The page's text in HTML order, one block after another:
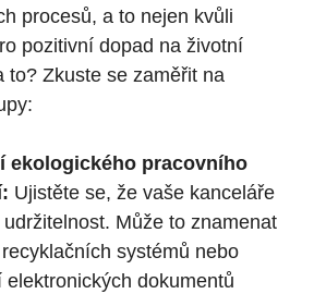
procesů, a to nejen kvůli
pozitivní dopad na životní
to? Zkuste se zaměřit na
ekologického pracovního
Ujistěte se, že vaše kanceláře
Může to znamenat
systémů nebo
elektronických dokumentů